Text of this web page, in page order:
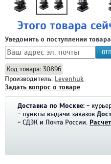
Этого товара
Уведомить о поступлении товара
Код товара: 30896
Производитель: Levenhuk
Задать вопрос о товаре
Доставка по Москве: -
- пункты выдачи заказов
- СДЭК и Почта России.